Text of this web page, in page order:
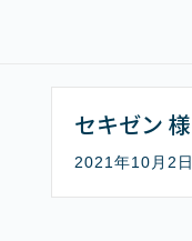
セキゼン 様
2021年10月2日